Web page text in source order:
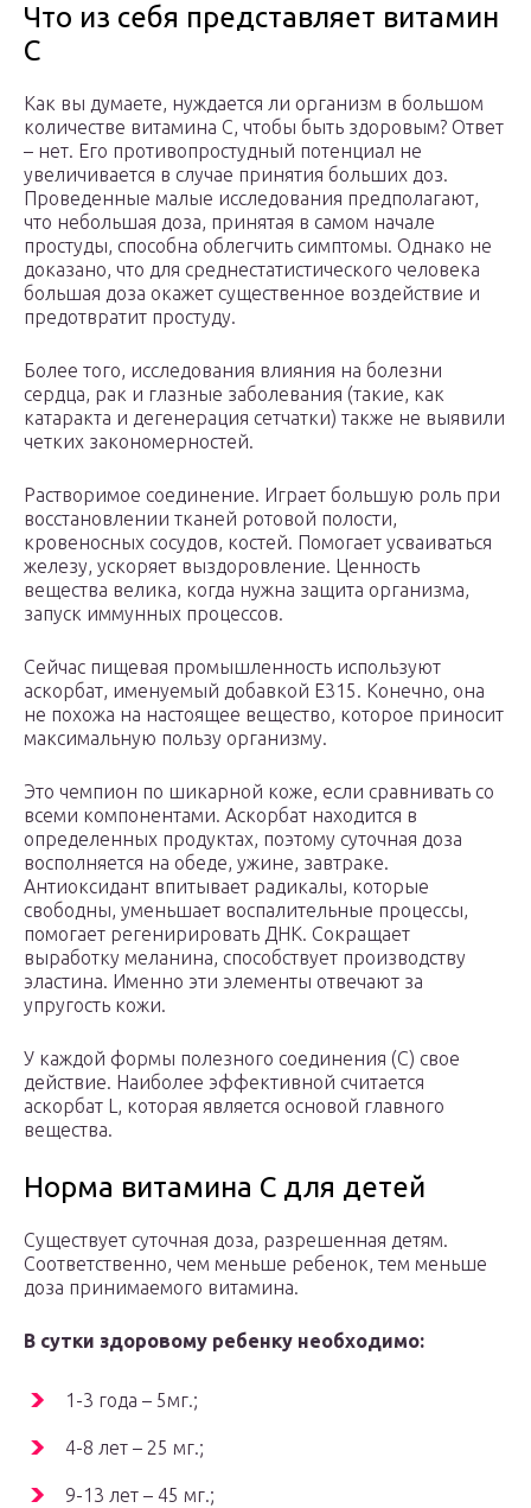
Что из себя представляет витамин
C
Как вы думаете, нуждается ли организм в большом
количестве витамина С, чтобы быть здоровым? Ответ
– нет. Его противопростудный потенциал не
увеличивается в случае принятия больших доз.
Проведенные малые исследования предполагают,
что небольшая доза, принятая в самом начале
простуды, способна облегчить симптомы. Однако не
доказано, что для среднестатистического человека
большая доза окажет существенное воздействие и
предотвратит простуду.
Более того, исследования влияния на болезни
сердца, рак и глазные заболевания (такие, как
катаракта и дегенерация сетчатки) также не выявили
четких закономерностей.
Растворимое соединение. Играет большую роль при
восстановлении тканей ротовой полости,
кровеносных сосудов, костей. Помогает усваиваться
железу, ускоряет выздоровление. Ценность
вещества велика, когда нужна защита организма,
запуск иммунных процессов.
Сейчас пищевая промышленность используют
аскорбат, именуемый добавкой E315. Конечно, она
не похожа на настоящее вещество, которое приносит
максимальную пользу организму.
Это чемпион по шикарной коже, если сравнивать со
всеми компонентами. Аскорбат находится в
определенных продуктах, поэтому суточная доза
восполняется на обеде, ужине, завтраке.
Антиоксидант впитывает радикалы, которые
свободны, уменьшает воспалительные процессы,
помогает регенирировать ДНК. Сокращает
выработку меланина, способствует производству
эластина. Именно эти элементы отвечают за
упругость кожи.
У каждой формы полезного соединения (C) свое
действие. Наиболее эффективной считается
аскорбат L, которая является основой главного
вещества.
Норма витамина С для детей
Существует суточная доза, разрешенная детям.
Соответственно, чем меньше ребенок, тем меньше
доза принимаемого витамина.
В сутки здоровому ребенку необходимо:
1-3 года – 5мг.;
4-8 лет – 25 мг.;
9-13 лет – 45 мг.;